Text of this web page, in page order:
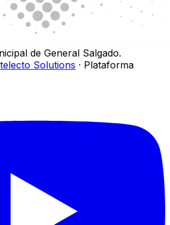
de General Salgado.
Solutions · Plataforma